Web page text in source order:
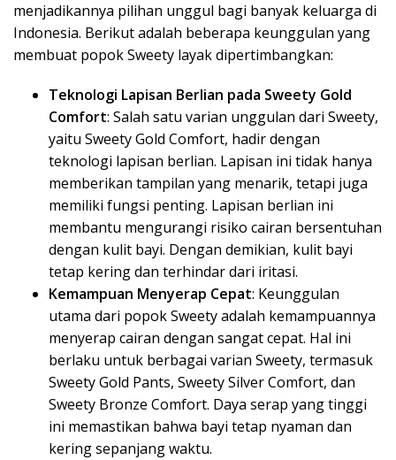
menjadikannya pilihan unggul bagi banyak keluarga di
Indonesia. Berikut adalah beberapa keunggulan yang
membuat popok Sweety layak dipertimbangkan:
Teknologi Lapisan Berlian pada Sweety Gold
Comfort: Salah satu varian unggulan dari Sweety,
yaitu Sweety Gold Comfort, hadir dengan
teknologi lapisan berlian. Lapisan ini tidak hanya
memberikan tampilan yang menarik, tetapi juga
memiliki fungsi penting. Lapisan berlian ini
membantu mengurangi risiko cairan bersentuhan
dengan kulit bayi. Dengan demikian, kulit bayi
tetap kering dan terhindar dari iritasi.
Kemampuan Menyerap Cepat: Keunggulan
utama dari popok Sweety adalah kemampuannya
menyerap cairan dengan sangat cepat. Hal ini
berlaku untuk berbagai varian Sweety, termasuk
Sweety Gold Pants, Sweety Silver Comfort, dan
Sweety Bronze Comfort. Daya serap yang tinggi
ini memastikan bahwa bayi tetap nyaman dan
kering sepanjang waktu.